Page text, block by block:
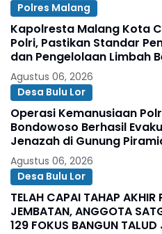
Polres Malang
Kapolresta Malang Kota
Polri, Pastikan Standar
dan Pengelolaan Limbah
Optimal
Agustus 06, 2026
Desa Bulu Lor
Operasi Kemanusiaan
Bondowoso Berhasil
Jenazah di Gunung
Agustus 06, 2026
Desa Bulu Lor
TELAH CAPAI TAHAP AKHIR
JEMBATAN, ANGGOTA
129 FOKUS BANGUN TALUD